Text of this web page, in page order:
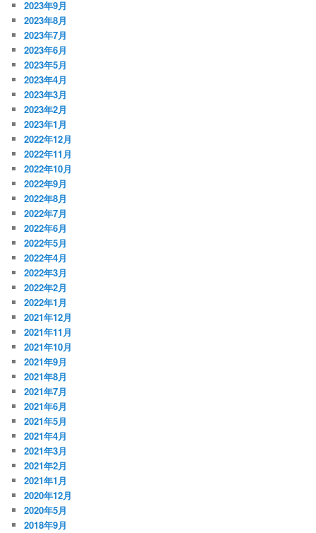
2023年9月
2023年8月
2023年7月
2023年6月
2023年5月
2023年4月
2023年3月
2023年2月
2023年1月
2022年12月
2022年11月
2022年10月
2022年9月
2022年8月
2022年7月
2022年6月
2022年5月
2022年4月
2022年3月
2022年2月
2022年1月
2021年12月
2021年11月
2021年10月
2021年9月
2021年8月
2021年7月
2021年6月
2021年5月
2021年4月
2021年3月
2021年2月
2021年1月
2020年12月
2020年5月
2018年9月